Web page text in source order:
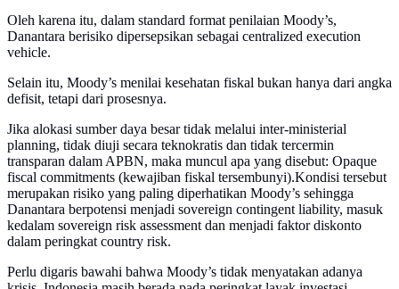
Oleh karena itu, dalam standard format penilaian Moody’s,
Danantara berisiko dipersepsikan sebagai centralized execution
vehicle.
Selain itu, Moody’s menilai kesehatan fiskal bukan hanya dari angka
defisit, tetapi dari prosesnya.
Jika alokasi sumber daya besar tidak melalui inter-ministerial
planning, tidak diuji secara teknokratis dan tidak tercermin
transparan dalam APBN, maka muncul apa yang disebut: Opaque
fiscal commitments (kewajiban fiskal tersembunyi).Kondisi tersebut
merupakan risiko yang paling diperhatikan Moody’s sehingga
Danantara berpotensi menjadi sovereign contingent liability, masuk
kedalam sovereign risk assessment dan menjadi faktor diskonto
dalam peringkat country risk.
Perlu digaris bawahi bahwa Moody’s tidak menyatakan adanya